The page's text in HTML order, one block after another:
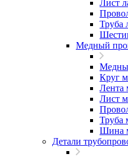
Лист
Труба
Медный
Круг
Лента
Лист
Труба
Шина
Детали